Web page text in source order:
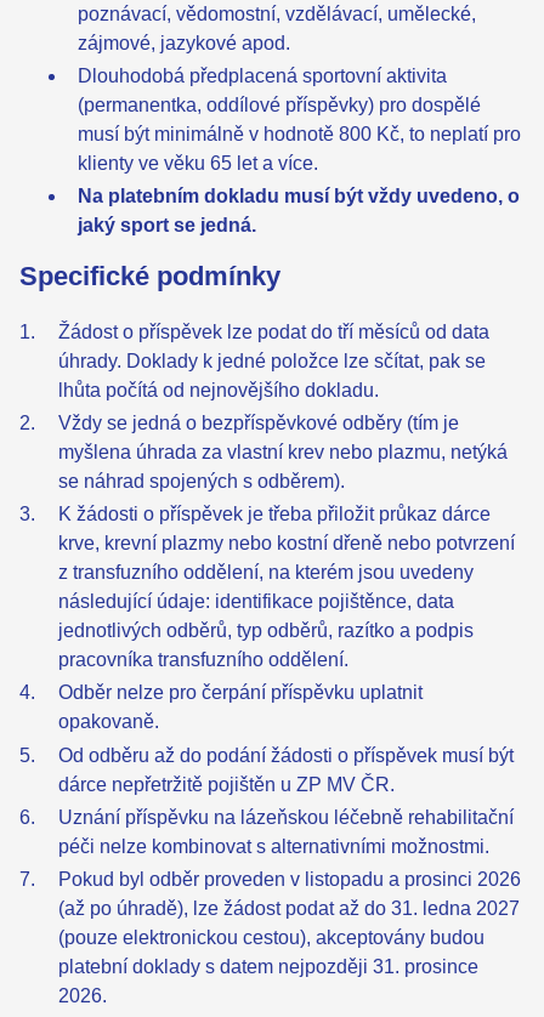
poznávací, vědomostní, vzdělávací, umělecké,
zájmové, jazykové apod.
Dlouhodobá předplacená sportovní aktivita
(permanentka, oddílové příspěvky) pro dospělé
musí být minimálně v hodnotě 800 Kč, to neplatí pro
klienty ve věku 65 let a více.
Na platebním dokladu musí být vždy uvedeno, o
jaký sport se jedná.
Specifické podmínky
Žádost o příspěvek lze podat do tří měsíců od data
úhrady. Doklady k jedné položce lze sčítat, pak se
lhůta počítá od nejnovějšího dokladu.
Vždy se jedná o bezpříspěvkové odběry (tím je
myšlena úhrada za vlastní krev nebo plazmu, netýká
se náhrad spojených s odběrem).
K žádosti o příspěvek je třeba přiložit průkaz dárce
krve, krevní plazmy nebo kostní dřeně nebo potvrzení
z transfuzního oddělení, na kterém jsou uvedeny
následující údaje: identifikace pojištěnce, data
jednotlivých odběrů, typ odběrů, razítko a podpis
pracovníka transfuzního oddělení.
Odběr nelze pro čerpání příspěvku uplatnit
opakovaně.
Od odběru až do podání žádosti o příspěvek musí být
dárce nepřetržitě pojištěn u ZP MV ČR.
Uznání příspěvku na lázeňskou léčebně rehabilitační
péči nelze kombinovat s alternativními možnostmi.
Pokud byl odběr proveden v listopadu a prosinci 2026
(až po úhradě), lze žádost podat až do 31. ledna 2027
(pouze elektronickou cestou), akceptovány budou
platební doklady s datem nejpozději 31. prosince
2026.